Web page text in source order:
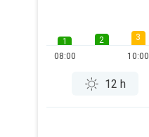
1
08:00
2
3
10:00
12 h